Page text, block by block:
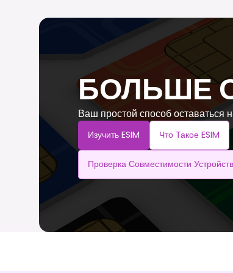
БОЛЬШЕ
Ваш простой способ оставаться
Изучить ESIM Что Такое ESIM
Проверка Совместимости